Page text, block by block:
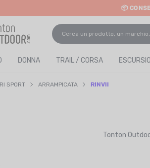
📦
DONNA TRAIL / CORSA
SPORT ARRAMPICATA RINVII
Tonton